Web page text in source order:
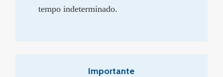
tempo indeterminado.
Importante